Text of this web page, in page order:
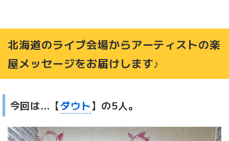
北海道のライブ会場からアーティストの楽
屋メッセージをお届けします♪
今回は…【ダウト】の5人。